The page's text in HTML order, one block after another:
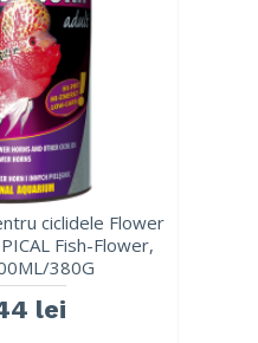
ciclidele Flower
Fish-Flower,
380G
lei